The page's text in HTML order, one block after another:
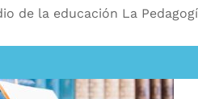
de la educación La